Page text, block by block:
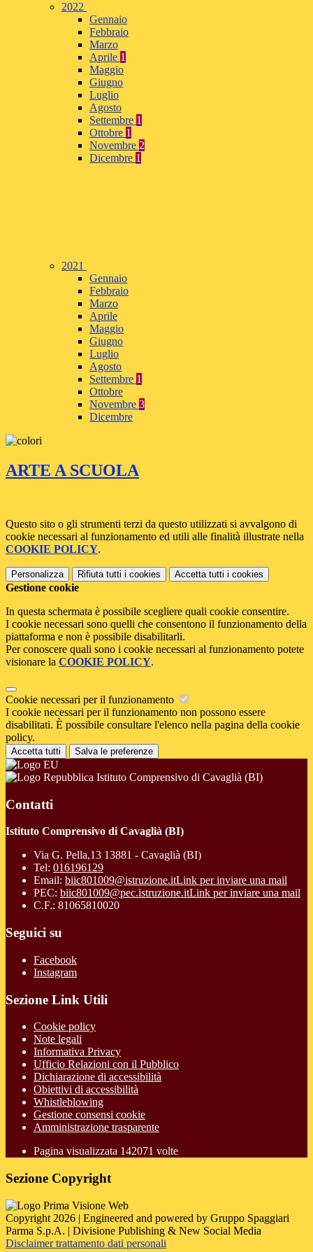
2022
Gennaio
Febbraio
Marzo
Aprile 1
Maggio
Giugno
Luglio
Agosto
Settembre 1
Ottobre 1
Novembre 2
Dicembre 1
2021
Gennaio
Febbraio
Marzo
Aprile
Maggio
Giugno
Luglio
Agosto
Settembre 1
Ottobre
Novembre 3
Dicembre
ARTE A SCUOLA
Questo sito o gli strumenti terzi da questo utilizzati si avvalgono di
cookie necessari al funzionamento ed utili alle finalità illustrate nella
COOKIE POLICY.
Personalizza Rifiuta tutti i cookies Accetta tutti i cookies
Gestione cookie
In questa schermata è possibile scegliere quali cookie consentire.
I cookie necessari sono quelli che consentono il funzionamento della
piattaforma e non è possibile disabilitarli.
Per conoscere quali sono i cookie necessari al funzionamento potete
visionare la COOKIE POLICY.
Cookie necessari per il funzionamento
I cookie necessari per il funzionamento non possono essere
disabilitati. È possibile consultare l'elenco nella pagina della cookie
policy.
Accetta tutti Salva le preferenze
Istituto Comprensivo di Cavaglià (BI)
Contatti
Istituto Comprensivo di Cavaglià (BI)
Via G. Pella,13 13881 - Cavaglià (BI)
Tel: 016196129
Email: biic801009@istruzione.itLink per inviare una mail
PEC: biic801009@pec.istruzione.itLink per inviare una mail
C.F.: 81065810020
Seguici su
Facebook
Instagram
Sezione Link Utili
Cookie policy
Note legali
Informativa Privacy
Ufficio Relazioni con il Pubblico
Dichiarazione di accessibilità
Obiettivi di accessibilità
Whistleblowing
Gestione consensi cookie
Amministrazione trasparente
Pagina visualizzata 142071 volte
Sezione Copyright
Copyright 2026 | Engineered and powered by Gruppo Spaggiari
Parma S.p.A. | Divisione Publishing & New Social Media
Disclaimer trattamento dati personali